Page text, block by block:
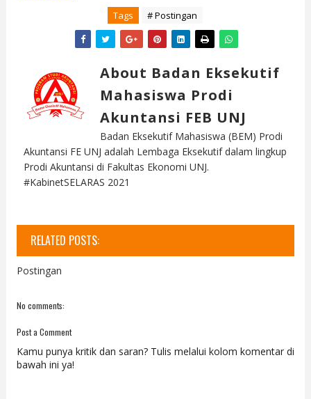
Tags # Postingan
About Badan Eksekutif
Mahasiswa Prodi
Akuntansi FEB UNJ
Badan Eksekutif Mahasiswa (BEM) Prodi
Akuntansi FE UNJ adalah Lembaga Eksekutif dalam lingkup
Prodi Akuntansi di Fakultas Ekonomi UNJ.
#KabinetSELARAS 2021
RELATED POSTS:
Postingan
No comments:
Post a Comment
Kamu punya kritik dan saran? Tulis melalui kolom komentar di
bawah ini ya!